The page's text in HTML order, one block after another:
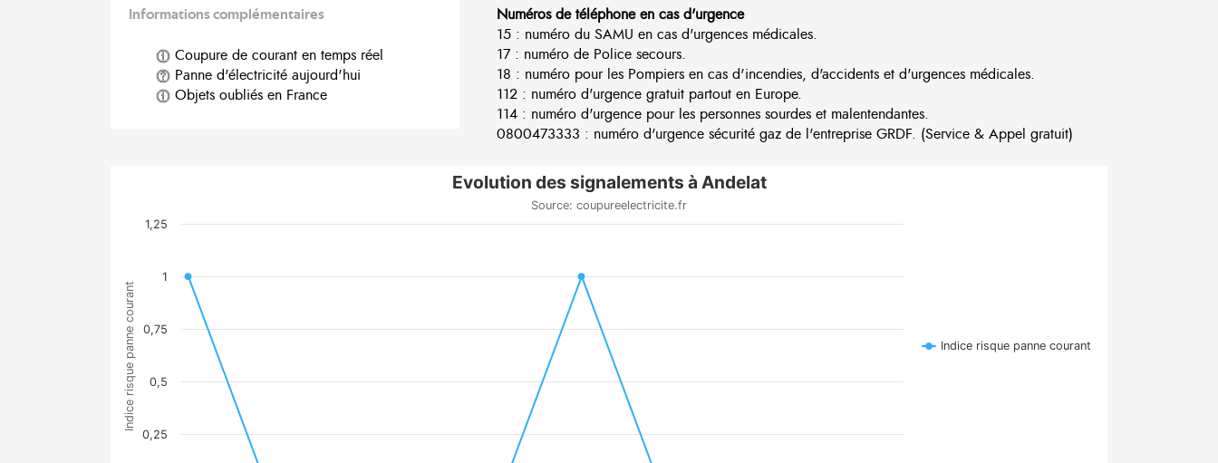
Informations complémentaires
Coupure de courant en temps réel
Panne d'électricité aujourd'hui
Objets oubliés en France
Numéros de téléphone en cas d'urgence
15 : numéro du SAMU en cas d'urgences médicales.
17 : numéro de Police secours.
18 : numéro pour les Pompiers en cas d'incendies, d'accidents et d'urgences médicales.
112 : numéro d'urgence gratuit partout en Europe.
114 : numéro d'urgence pour les personnes sourdes et malentendantes.
0800473333 : numéro d'urgence sécurité gaz de l'entreprise GRDF. (Service & Appel gratuit)
Indice risque panne courant
Evolution des signalements à Andelat
Source: coupureelectricite.fr
Indice risque panne courant
0,25
0,5
0,75
1
1,25